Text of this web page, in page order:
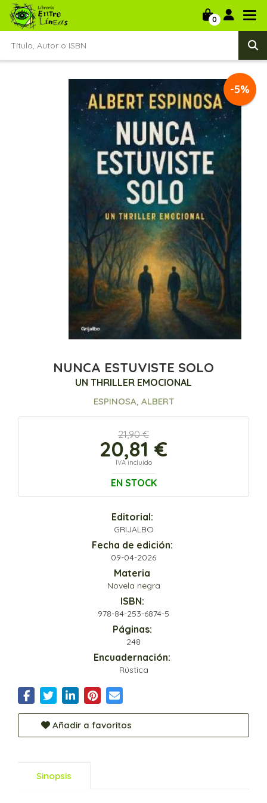
0
-5%
NUNCA ESTUVISTE SOLO
UN THRILLER EMOCIONAL
ESPINOSA, ALBERT
21,90 €
20,81 €
IVA incluido
EN STOCK
Editorial:
GRIJALBO
Fecha de edición:
09-04-2026
Materia
Novela negra
ISBN:
978-84-253-6874-5
Páginas:
248
Encuadernación:
Rústica
Añadir a favoritos
Sinopsis